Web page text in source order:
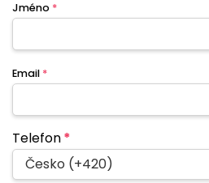
Jméno *
Email *
Telefon*
Česko (+420)